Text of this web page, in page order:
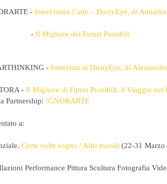
- Intervistare l’arte – DustyEye, di
                       -
Il Migliore dei Futuri Possibili
- Intervista ai DustyEye, di
- Il Migliore di Futuri Possibili, il Viaggio nel
Partnership: !GNORARTE
a:
Certe volte sogno / Altri mondi (22-31 Marzo
Performance Pittura Scultura Fotografia